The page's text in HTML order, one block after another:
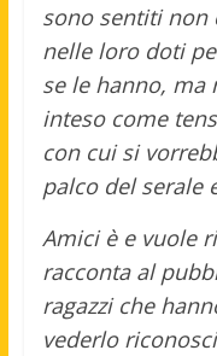
sono sentiti non
nelle loro doti
se le hanno,
inteso come
con cui si
palco del serale
Amici è e vuole
racconta al
ragazzi che
vederlo